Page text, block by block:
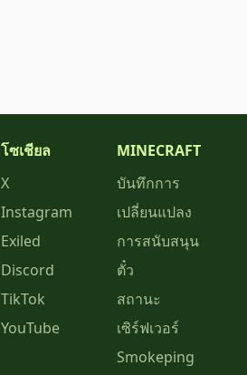
โซเชียล
X
Instagram
Exiled
Discord
TikTok
YouTube
MINECRAFT
บันทึกการ
เปลี่ยนแปลง
การสนับสนุน
ตั๋ว
สถานะ
เซิร์ฟเวอร์
Smokeping